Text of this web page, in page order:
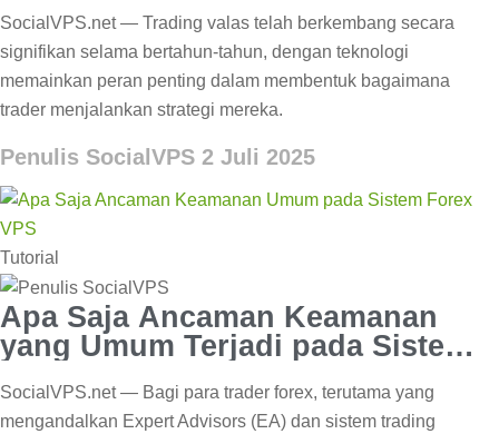
SocialVPS.net — Trading valas telah berkembang secara
signifikan selama bertahun-tahun, dengan teknologi
memainkan peran penting dalam membentuk bagaimana
trader menjalankan strategi mereka.
Penulis SocialVPS 2 Juli 2025
Tutorial
Apa Saja Ancaman Keamanan
yang Umum Terjadi pada Sistem
SocialVPS.net — Bagi para trader forex, terutama yang
mengandalkan Expert Advisors (EA) dan sistem trading